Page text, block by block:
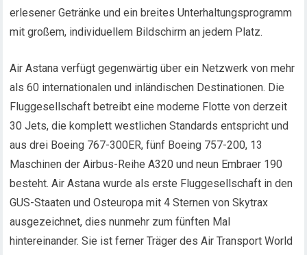
erlesener Getränke und ein breites Unterhaltungsprogramm
mit großem, individuellem Bildschirm an jedem Platz.
Air Astana verfügt gegenwärtig über ein Netzwerk von mehr
als 60 internationalen und inländischen Destinationen. Die
Fluggesellschaft betreibt eine moderne Flotte von derzeit
30 Jets, die komplett westlichen Standards entspricht und
aus drei Boeing 767-300ER, fünf Boeing 757-200, 13
Maschinen der Airbus-Reihe A320 und neun Embraer 190
besteht. Air Astana wurde als erste Fluggesellschaft in den
GUS-Staaten und Osteuropa mit 4 Sternen von Skytrax
ausgezeichnet, dies nunmehr zum fünften Mal
hintereinander. Sie ist ferner Träger des Air Transport World